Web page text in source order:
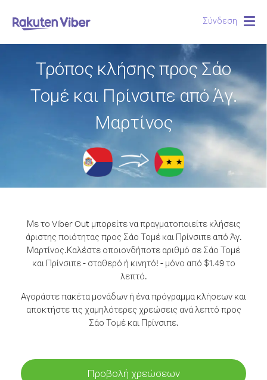
Σύνδεση
Τρόπος κλήσης προς Σάο
Τομέ και Πρίνσιπε από Άγ.
Μαρτίνος
Με το Viber Out μπορείτε να πραγματοποιείτε κλήσεις
άριστης ποιότητας προς Σάο Τομέ και Πρίνσιπε από Άγ.
Μαρτίνος.Καλέστε οποιονδήποτε αριθμό σε Σάο Τομέ
και Πρίνσιπε - σταθερό ή κινητό! - μόνο από $1.49 το
λεπτό.
Αγοράστε πακέτα μονάδων ή ένα πρόγραμμα κλήσεων και
αποκτήστε τις χαμηλότερες χρεώσεις ανά λεπτό προς
Σάο Τομέ και Πρίνσιπε.
Προβολή χρεώσεων